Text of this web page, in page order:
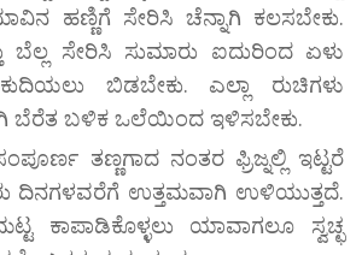
ಹಣ್ಣಿಗೆ ಸೇರಿಸಿ ಚೆನ್ನಾಗಿ ಕಲಸಬೇಕು.
ಬೆಲ್ಲ ಸೇರಿಸಿ ಸುಮಾರು ಐದುರಿಂದ ಏಳು
ಬಿಡಬೇಕು. ಎಲ್ಲಾ ರುಚಿಗಳು
ಬೆರೆತ ಬಳಿಕ ಒಲೆಯಿಂದ ಇಳಿಸಬೇಕು.
ತಣ್ಣಗಾದ ನಂತರ ಫ್ರಿಜ್ನಲ್ಲಿ ಇಟ್ಟರೆ
ದಿನಗಳವರೆಗೆ ಉತ್ತಮವಾಗಿ ಉಳಿಯುತ್ತದೆ.
ಕಾಪಾಡಿಕೊಳ್ಳಲು ಯಾವಾಗಲೂ ಸ್ವಚ್ಛ